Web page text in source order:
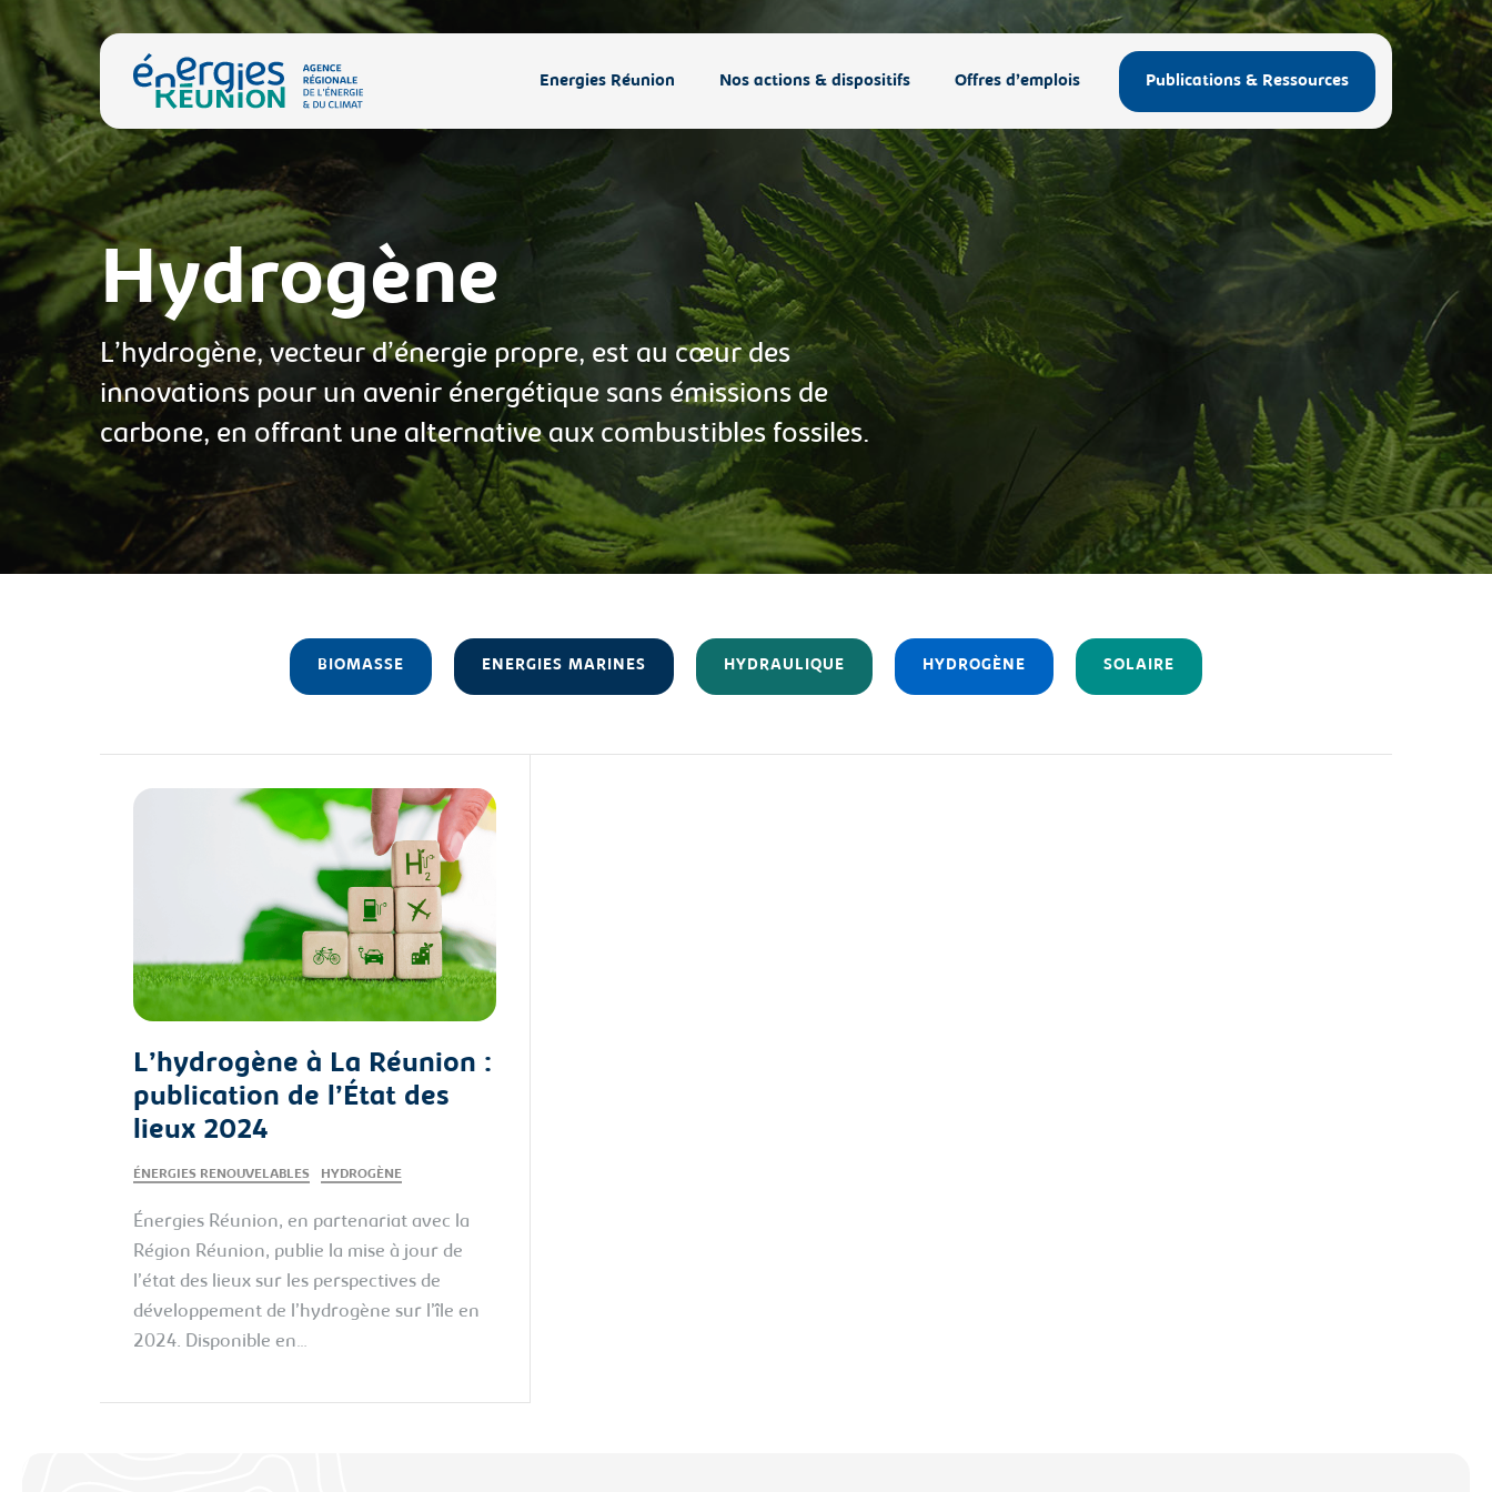
main
content
Energies Réunion Nos actions & dispositifs Offres d’emplois Publications & Ressources
Hydrogène
L’hydrogène, vecteur d’énergie propre, est au cœur des
innovations pour un avenir énergétique sans émissions de
carbone, en offrant une alternative aux combustibles fossiles.
L’hydrogène à La Réunion :
publication de l’État des
lieux 2024
ÉNERGIES RENOUVELABLES HYDROGÈNE
Énergies Réunion, en partenariat avec la
Région Réunion, publie la mise à jour de
l’état des lieux sur les perspectives de
développement de l’hydrogène sur l’île en
2024. Disponible en…
BIOMASSE ENERGIES MARINES HYDRAULIQUE HYDROGÈNE SOLAIRE